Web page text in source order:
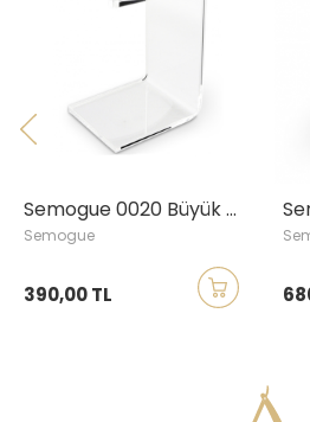
Semogue 0020 Büyük Boy Tıraş Fırçası Standı
TL
Semogue
680,00 TL